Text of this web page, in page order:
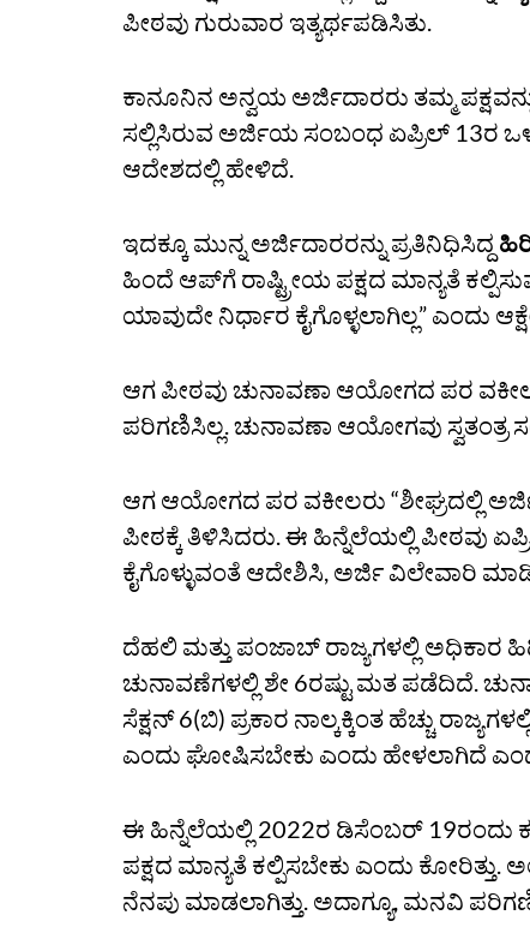
ಪೀಠವು ಗುರುವಾರ ಇತ್ಯರ್ಥಪಡಿಸಿತು.
ಕಾನೂನಿನ ಅನ್ವಯ ಅರ್ಜಿದಾರರು ತಮ್ಮ
ಸಲ್ಲಿಸಿರುವ ಅರ್ಜಿಯ‌ ಸಂಬಂಧ ಏಪ್ರಿಲ್‌ 13ರ
ಆದೇಶದಲ್ಲಿ ಹೇಳಿದೆ.
ಇದಕ್ಕೂ ಮುನ್ನ ಅರ್ಜಿದಾರರನ್ನು ಪ್ರತಿನಿಧಿಸಿದ್ದ
ಹಿಂದೆ ಆಪ್‌ಗೆ ರಾಷ್ಟ್ರೀಯ ಪಕ್ಷದ ಮಾನ್ಯತೆ
ಯಾವುದೇ ನಿರ್ಧಾರ ಕೈಗೊಳ್ಳಲಾಗಿಲ್ಲ” ಎಂದು
ಆಗ ಪೀಠವು ಚುನಾವಣಾ ಆಯೋಗದ ಪರ
ಪರಿಗಣಿಸಿಲ್ಲ. ಚುನಾವಣಾ ಆಯೋಗವು ಸ್ವತಂತ್ರ
ಆಗ ಆಯೋಗದ ಪರ ವಕೀಲರು “ಶೀಘ್ರದಲ್ಲಿ
ಪೀಠಕ್ಕೆ ತಿಳಿಸಿದರು. ಈ ಹಿನ್ನೆಲೆಯಲ್ಲಿ ಪೀಠವು
ಕೈಗೊಳ್ಳುವಂತೆ ಆದೇಶಿಸಿ, ಅರ್ಜಿ ವಿಲೇವಾರಿ
ದೆಹಲಿ ಮತ್ತು ಪಂಜಾಬ್‌ ರಾಜ್ಯಗಳಲ್ಲಿ ಅಧಿಕಾರ
ಚುನಾವಣೆಗಳಲ್ಲಿ ಶೇ 6ರಷ್ಟು ಮತ ಪಡೆದಿದೆ.
ಸೆಕ್ಷನ್‌ 6(ಬಿ) ಪ್ರಕಾರ ನಾಲ್ಕಕ್ಕಿಂತ ಹೆಚ್ಚು
ಎಂದು ಘೋಷಿಸಬೇಕು ಎಂದು ಹೇಳಲಾಗಿದೆ
ಈ ಹಿನ್ನೆಲೆಯಲ್ಲಿ 2022ರ ಡಿಸೆಂಬರ್‌ 19ರಂದು
ಪಕ್ಷದ ಮಾನ್ಯತೆ ಕಲ್ಪಿಸಬೇಕು ಎಂದು ಕೋರಿತ್ತು.
ನೆನಪು ಮಾಡಲಾಗಿತ್ತು. ಅದಾಗ್ಯೂ, ಮನವಿ